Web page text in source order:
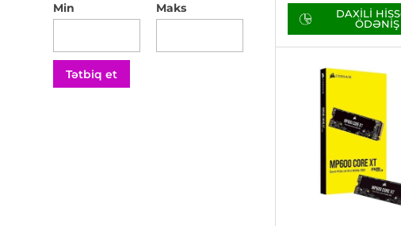
Min Maks
Tətbiq et
DAXILI
ÖDƏNIŞ